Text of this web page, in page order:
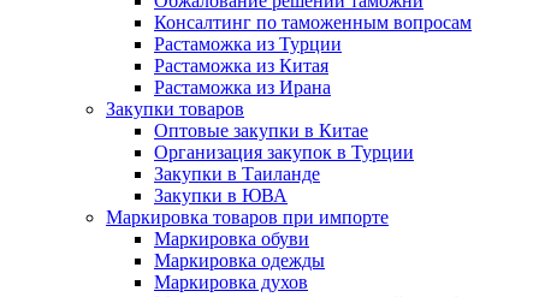
Консалтинг по таможенным вопросам
Растаможка из Турции
Растаможка из Китая
Растаможка из Ирана
Закупки товаров
Оптовые закупки в Китае
Организация закупок в Турции
Закупки в Таиланде
Закупки в ЮВА
Маркировка товаров при импорте
Маркировка обуви
Маркировка одежды
Маркировка духов